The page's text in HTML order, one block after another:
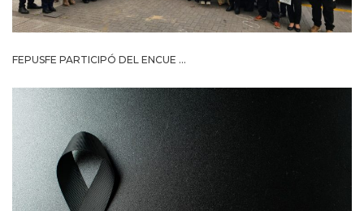
FEPUSFE PARTICIPÓ DEL ENCUE ...